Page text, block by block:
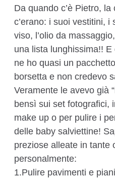
Da quando c’è Pietro,
c’erano: i suoi vestitini,
viso, l’olio da
una lista lunghissima!!
ne ho quasi un
borsetta e non credevo
Veramente le avevo già
bensì sui set fotografici,
make up o per pulire i
delle baby salviettine!
preziose alleate in tante
personalmente:
1.Pulire pavimenti e